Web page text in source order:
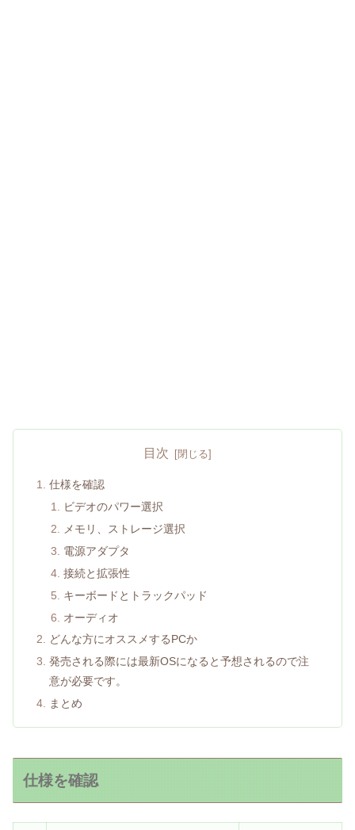
目次
仕様を確認
ビデオのパワー選択
メモリ、ストレージ選択
電源アダプタ
接続と拡張性
キーボードとトラックパッド
オーディオ
どんな方にオススメするPCか
発売される際には最新OSになると予想されるので注
意が必要です。
まとめ
仕様を確認